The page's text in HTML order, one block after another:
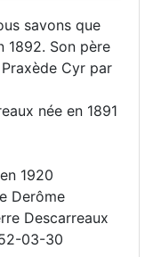
savons que
1892. Son père
Cyr par
née en 1891
1920
Derôme
Descarreaux
03-30